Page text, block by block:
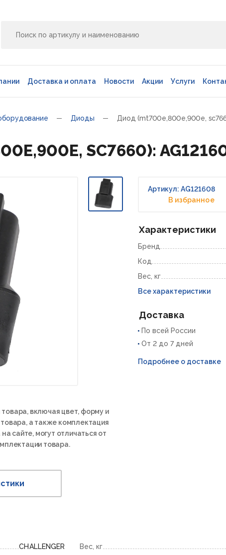
Доставка и оплата Новости Акции Услуги
Диоды Диод (mt700e,800e,900e,
SC7660):
включая цвет, форму и
а также комплектация
сайте, могут отличаться от
товара.
Артикул: AG121608
В избранное
Характеристики
Бренд
Код
Вес, кг
Все характеристики
Доставка
По всей России
От 2 до 7 дней
Подробнее о доставке
CHALLENGER
Вес, кг